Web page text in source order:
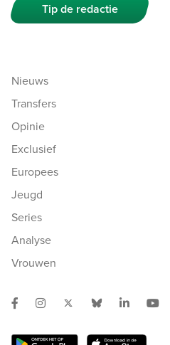
Tip de redactie
Nieuws
Transfers
Opinie
Exclusief
Europees
Jeugd
Series
Analyse
Vrouwen